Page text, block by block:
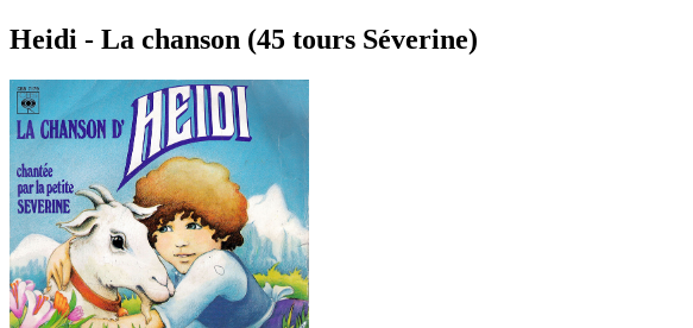
Heidi - La chanson (45 tours Séverine)